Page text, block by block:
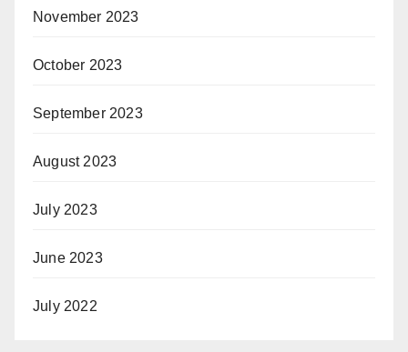
November 2023
October 2023
September 2023
August 2023
July 2023
June 2023
July 2022